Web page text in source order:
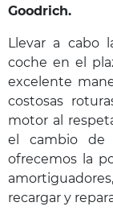
Goodrich.
Llevar a cabo
coche en el
excelente
costosas
motor al
el cambio de
ofrecemos la
recargar y